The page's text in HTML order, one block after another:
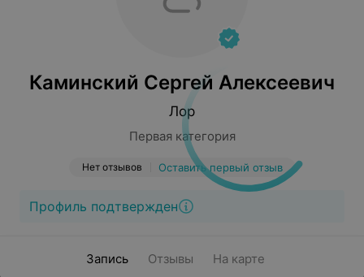
Каминский Сергей Алексеевич
Лор
Первая категория
Нет отзывов Оставить первый отзыв
Профиль подтвержден
Запись Отзывы На карте